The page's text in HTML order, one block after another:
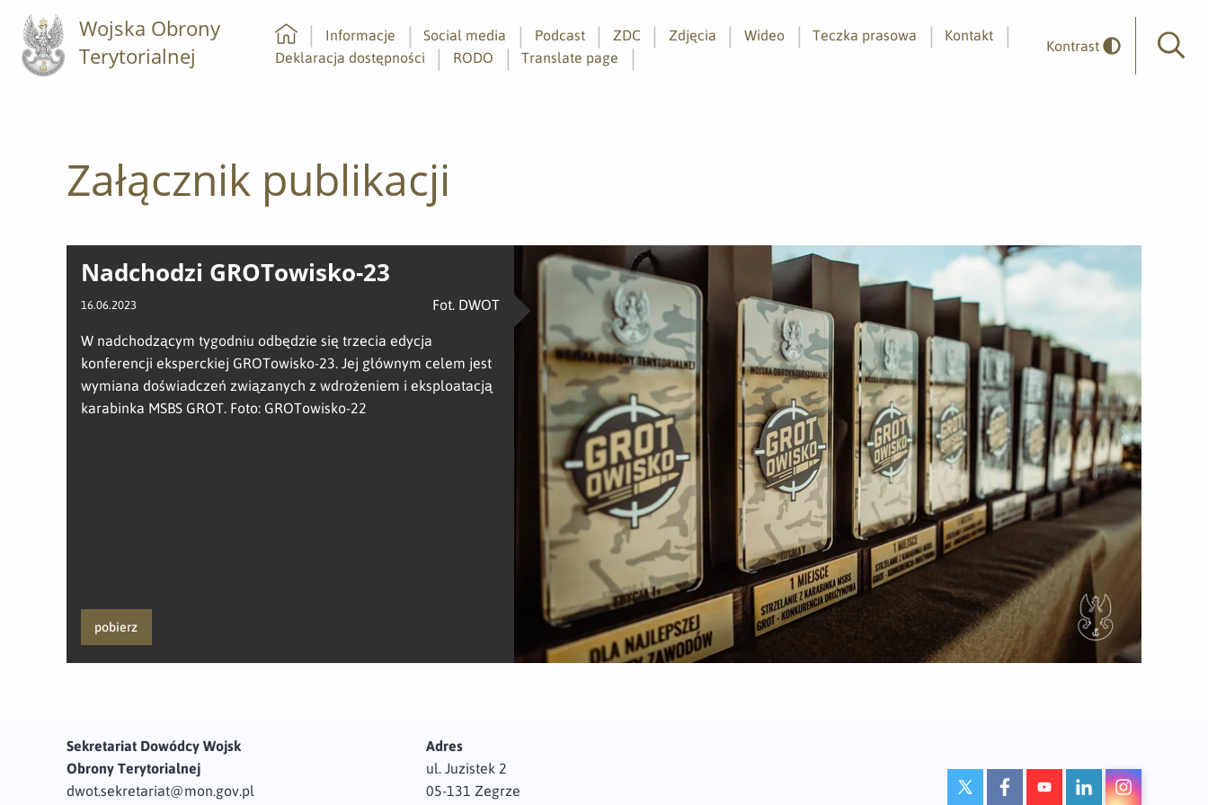
Wojska Obrony
Terytorialnej
Strona główna
Informacje Social media Podcast ZDC Zdjęcia Wideo Teczka prasowa
Kontakt
Deklaracja dostępności
RODO Translate page
Kontrast
Załącznik publikacji
Nadchodzi GROTowisko-23
16.06.2023 Fot. DWOT
W nadchodzącym tygodniu odbędzie się trzecia edycja
konferencji eksperckiej GROTowisko-23. Jej głównym celem jest
wymiana doświadczeń związanych z wdrożeniem i eksploatacją
karabinka MSBS GROT. Foto: GROTowisko-22
pobierz
Sekretariat Dowódcy Wojsk
Obrony Terytorialnej
dwot.sekretariat@mon.gov.pl
Adres
ul. Juzistek 2
05-131 Zegrze